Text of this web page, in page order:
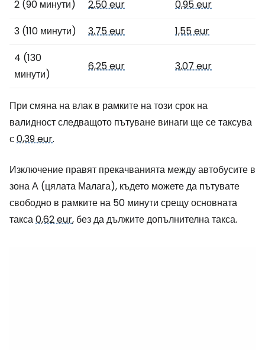
2 (90 минути)
2,50 eur
0,95 eur
3 (110 минути)
3,75 eur
1,55 eur
4 (130
минути)
6,25 eur 3,07 eur
При смяна на влак в рамките на този срок на
валидност следващото пътуване винаги ще се таксува
с0,39 eur.
Изключение правят прекачванията между автобусите в
зона А (цялата Малага), където можете да пътувате
свободно в рамките на 50 минути срещу основната
такса0,62 eur, без да дължите допълнителна такса.